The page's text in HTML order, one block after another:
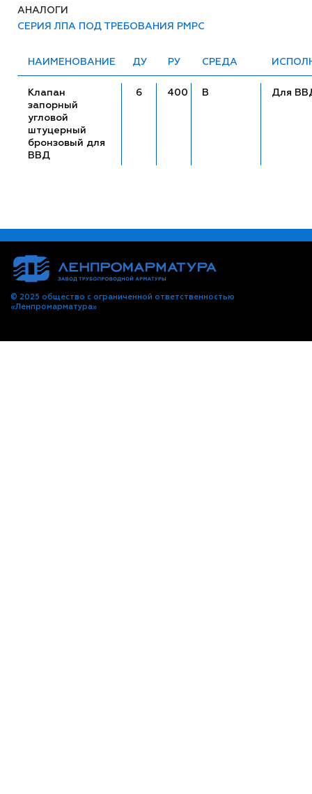
АНАЛОГИ
СЕРИЯ ЛПА ПОД ТРЕБОВАНИЯ РМРС
НАИМЕНОВАНИЕ ДУ РУ СРЕДА
Клапан
запорный
угловой
штуцерный
бронзовый для
ВВД
6 400 В Для
© 2025 общество с ограниченной ответственностью
«Ленпромарматура»